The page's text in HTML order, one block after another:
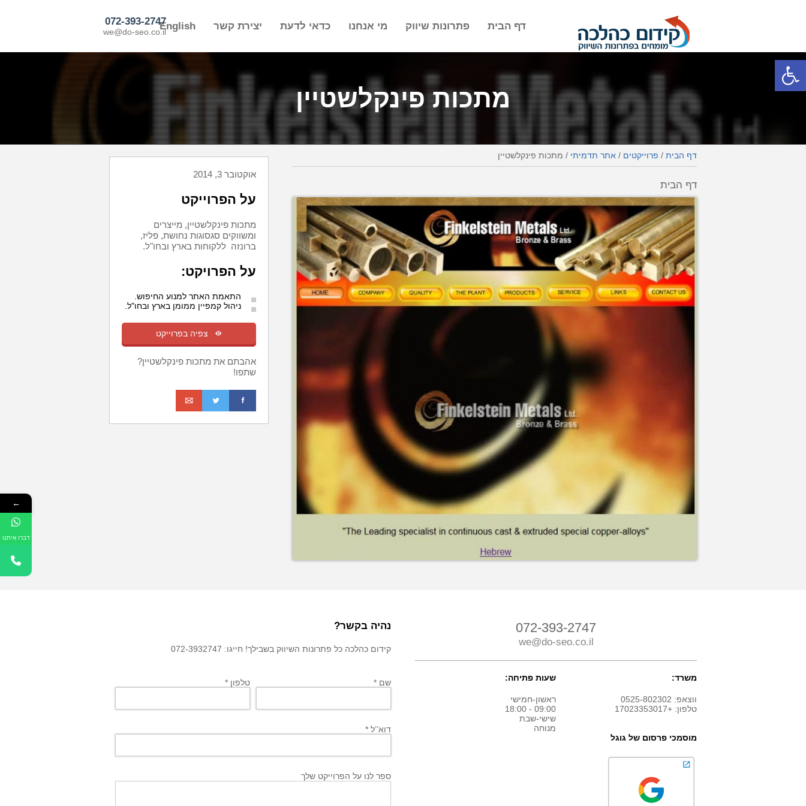
פתח סרגל נגישות
דף הבית פתרונות שיווק מי אנחנו כדאי לדעת יצירת קשר English
072-393-2747
we@do-seo.co.il
מתכות פינקלשטיין
דף הבית / פרוייקטים / אתר תדמיתי / מתכות פינקלשטיין
דף הבית
אוקטובר 3, 2014
על הפרוייקט
מתכות פינקלשטיין, מייצרים
ומשווקים סגסוגות נחושת, פליז,
ברונזה ללקוחות בארץ ובחו"ל.
על הפרויקט:
התאמת האתר למנוע החיפוש.
ניהול קמפיין ממומן בארץ ובחו"ל.
m צפיה בפרוייקט
אהבתם את מתכות פינקלשטיין?
שתפו!
f
t
o
072-393-2747
we@do-seo.co.il
משרד:
ווצאפ: 0525-802302
טלפון: +17023353017
שעות פתיחה:
ראשון-חמישי
09:00 - 18:00
שישי-שבת
מנוחה
מוסמכי פרסום של גוגל
נהיה בקשר?
קידום כהלכה כל פתרונות השיווק בשבילך! חייגו: 072-3932747
שם * טלפון *
דוא’’ל *
ספר לנו על הפרוייקט שלך
←
דברו איתנו